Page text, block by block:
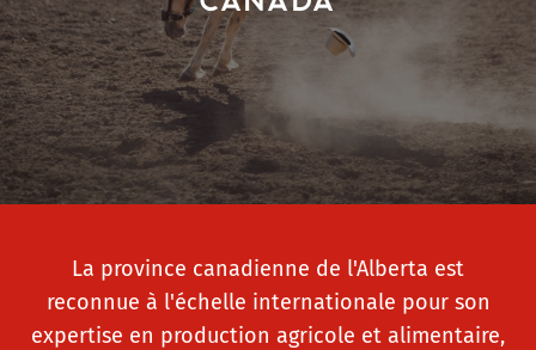
La province canadienne de l'Alberta est
reconnue à l'échelle internationale pour son
expertise en production agricole et alimentaire,